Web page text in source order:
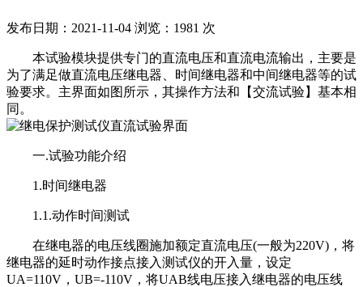
发布日期：2021-11-04 浏览：1981 次
本试验模块提供专门的直流电压和直流电流输出，主要是
为了满足做直流电压继电器、时间继电器和中间继电器等的试
验要求。主界面如图所示，其操作方法和【交流试验】基本相
同。
一.试验功能介绍
1.时间继电器
1.1.动作时间测试
在继电器的电压线圈施加额定直流电压(一般为220V)，将
继电器的延时动作接点接入测试仪的开入量，设定
UA=110V，UB=-110V，将UAB线电压接入继电器的电压线